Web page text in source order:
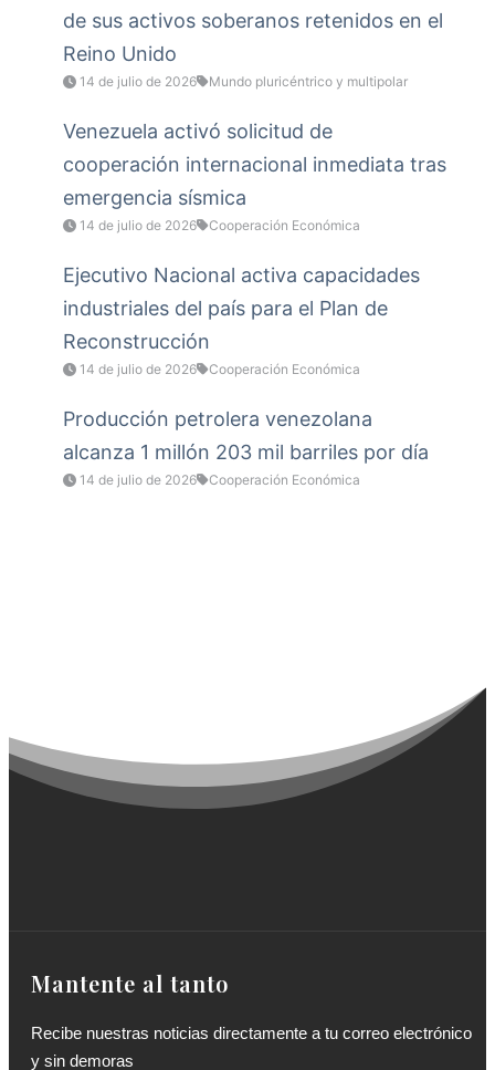
de sus activos soberanos retenidos en el
Reino Unido
14 de julio de 2026 Mundo pluricéntrico y multipolar
Venezuela activó solicitud de
cooperación internacional inmediata tras
emergencia sísmica
14 de julio de 2026 Cooperación Económica
Ejecutivo Nacional activa capacidades
industriales del país para el Plan de
Reconstrucción
14 de julio de 2026 Cooperación Económica
Producción petrolera venezolana
alcanza 1 millón 203 mil barriles por día
14 de julio de 2026 Cooperación Económica
Mantente al tanto
Recibe nuestras noticias directamente a tu correo electrónico
y sin demoras